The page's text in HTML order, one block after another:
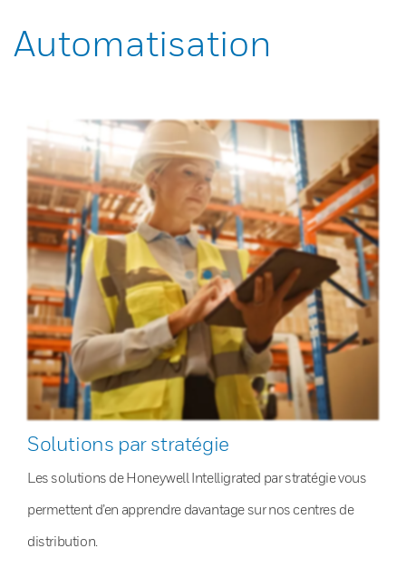
Automatisation
Solutions par stratégie
Les solutions de Honeywell Intelligrated par stratégie vous
permettent d’en apprendre davantage sur nos centres de
distribution.